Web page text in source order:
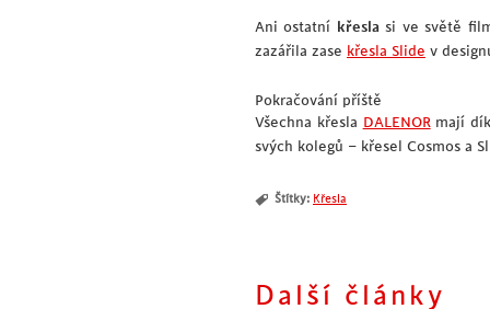
Ani ostatní křesla si ve světě
zazářila zase křesla Slide v
Pokračování příště
Všechna křesla DALENORmají
svých kolegů – křesel Cosmos a
Štítky: Křesla
Další články